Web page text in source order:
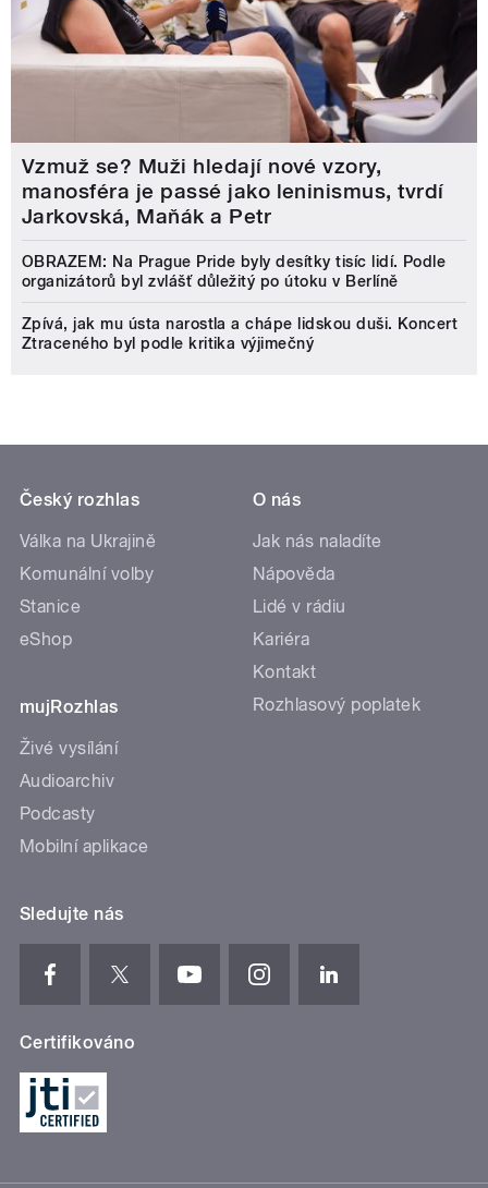
Vzmuž se? Muži hledají nové vzory,
manosféra je passé jako leninismus, tvrdí
Jarkovská, Maňák a Petr
OBRAZEM: Na Prague Pride byly desítky tisíc lidí. Podle
organizátorů byl zvlášť důležitý po útoku v Berlíně
Zpívá, jak mu ústa narostla a chápe lidskou duši. Koncert
Ztraceného byl podle kritika výjimečný
Český rozhlas
Válka na Ukrajině
Komunální volby
Stanice
eShop
mujRozhlas
Živé vysílání
Audioarchiv
Podcasty
Mobilní aplikace
O nás
Jak nás naladíte
Nápověda
Lidé v rádiu
Kariéra
Kontakt
Rozhlasový poplatek
Sledujte nás
Certifikováno